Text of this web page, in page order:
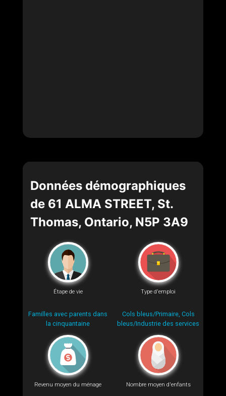
Données démographiques
de 61 ALMA STREET, St.
Thomas, Ontario, N5P 3A9
Étape de vie
Familles avec parents dans
la cinquantaine
Type d'emploi
Cols bleus/Primaire, Cols
bleus/Industrie des services
Revenu moyen du ménage Nombre moyen d'enfants